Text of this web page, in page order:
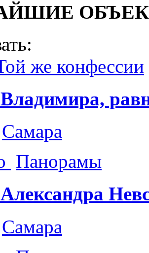
же конфессии
Самара
Панорамы
Самара